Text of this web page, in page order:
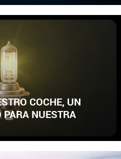
COCHE, UN
PARA NUESTRA